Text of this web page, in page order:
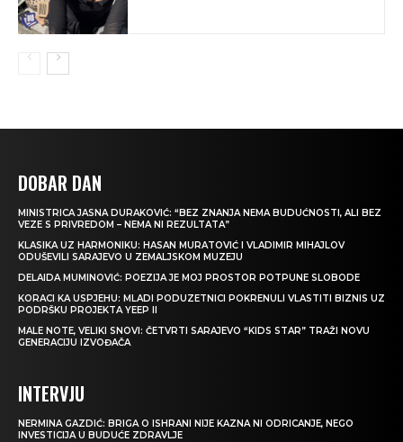
DOBAR DAN
MINISTRICA JASNA DURAKOVIĆ: “BEZ ZNANJA NEMA BUDUĆNOSTI, ALI BEZ
VEZE S PRIVREDOM – NEMA NI REZULTATA”
KLASIKA UZ HARMONIKU: HASAN MURATOVIĆ I VLADIMIR MIHAJLOV
ODUŠEVILI SARAJEVO U ZEMALJSKOM MUZEJU
DELAIDA MUMINOVIĆ: POEZIJA JE MOJ PROSTOR POTPUNE SLOBODE
KORACI KA USPJEHU: MLADI PODUZETNICI POKRENULI VLASTITI BIZNIS UZ
PODRŠKU PROJEKTA YEEP II
MALE NOTE, VELIKI SNOVI: ČETVRTI SARAJEVO “KIDS STAR” TRAŽI NOVU
GENERACIJU IZVOĐAČA
INTERVJU
NERMINA GAZDIĆ: BRIGA O ISHRANI NIJE KAZNA NI ODRICANJE, NEGO
INVESTICIJA U BUDUĆE ZDRAVLJE